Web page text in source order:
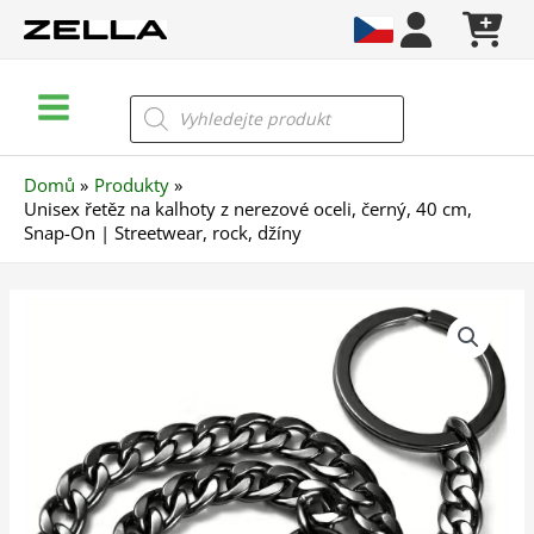
Menu
Products
search
Domů
Produkty
Unisex řetěz na kalhoty z nerezové oceli, černý, 40 cm,
Snap-On | Streetwear, rock, džíny
nerezové
oceli,
černý,